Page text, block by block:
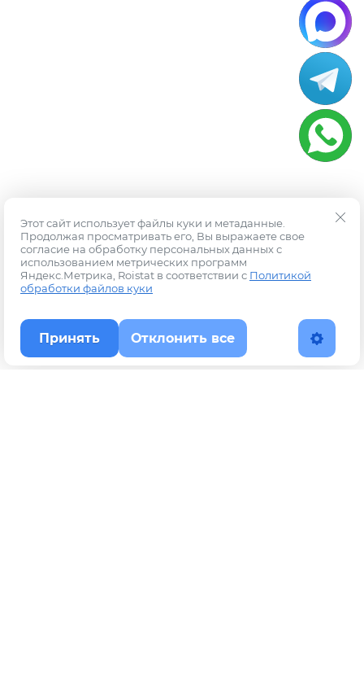
Этот сайт использует файлы куки и метаданные.
Продолжая просматривать его, Вы выражаете свое
согласие на обработку персональных данных с
использованием метрических программ
Яндекс.Метрика, Roistat в соответствии с Политикой
обработки файлов куки
Принять Отклонить все